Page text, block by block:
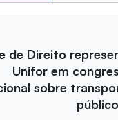
de Direito
Unifor em
sobre
público